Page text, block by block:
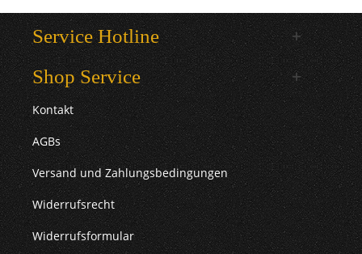
Service Hotline
Shop Service
Kontakt
AGBs
Versand und Zahlungsbedingungen
Widerrufsrecht
Widerrufsformular